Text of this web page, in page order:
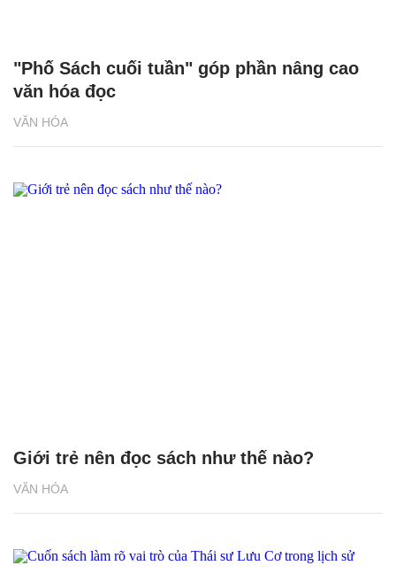
VĂN HÓA
"Phố Sách cuối tuần" góp phần nâng cao
văn hóa đọc
VĂN HÓA
Giới trẻ nên đọc sách như thế nào?